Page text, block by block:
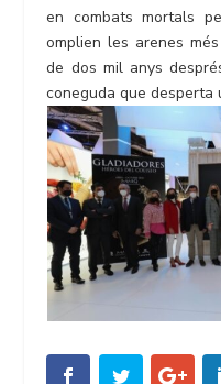
en combats mortals
omplien les arenes
de dos mil anys
coneguda que desperta